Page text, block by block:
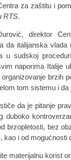
za zaštitu i
RTS.
direktor
da italijanska
u sudskoj
naporima Italije
organizovanje brzih
tom sistemu i
da je pitanje
duboko
brzopletosti, bez
kao i od mogućnosti
materijalnu korist